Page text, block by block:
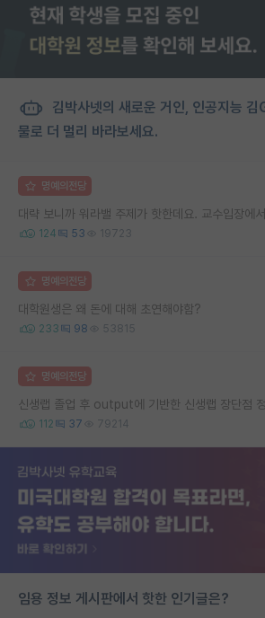
김박사넷의 새로운 거인, 인공지능 김
물로 더 멀리 바라보세요.
명예의전당
대략 보니까 워라밸 주제가 핫한데요. 교수입장에서
124 53 19723
명예의전당
대학원생은 왜 돈에 대해 초연해야함?
233 98 53815
명예의전당
신생랩 졸업 후 output에 기반한 신생랩 장단점
112 37 79214
임용 정보 게시판에서 핫한 인기글은?